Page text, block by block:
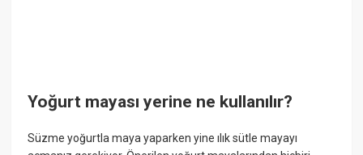
Yoğurt mayası yerine ne kullanılır?
Süzme yoğurtla maya yaparken yine ılık sütle mayayı